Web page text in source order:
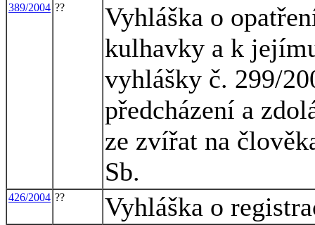
389/2004 ??
Vyhláška o
kulhavky a k
vyhlášky č. 299/
předcházení a
ze zvířat na
Sb.
426/2004 ?? Vyhláška o